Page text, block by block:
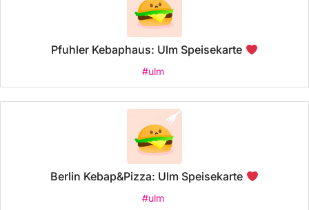
Pfuhler Kebaphaus: Ulm Speisekarte
#ulm
Berlin Kebap&Pizza: Ulm Speisekarte
#ulm